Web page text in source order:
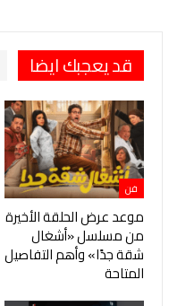
قد يعجبك ايضا
فن
موعد عرض الحلقة الأخيرة
من مسلسل «أشغال
شقة جدًا» وأهم التفاصيل
المتاحة